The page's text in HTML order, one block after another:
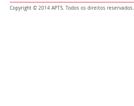
Copyright © 2014 APTS. Todos os direitos reservados.